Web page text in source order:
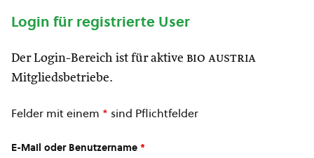
Login für registrierte User
Der Login-Bereich ist für aktive bio austria
Mitgliedsbetriebe.
Felder mit einem * sind Pflichtfelder
E-Mail oder Benutzername *